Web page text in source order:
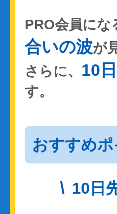
PRO会員にな
合いの波が
さらに、 10
す。
おすすめ
10日